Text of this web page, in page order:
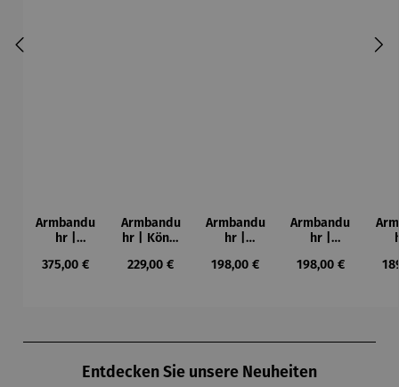
Armbandu
hr |
ph –
Regulärer Preis:
375,00 €
Armbandu
hr | König
-
Regulärer Preis:
229,00 €
Armbandu
hr |
einem
Regulärer Preis:
198,00 €
Armbandu
hr |
Mondrian
Regulärer Preis:
198,00 €
Entdecken Sie unsere Neuheiten